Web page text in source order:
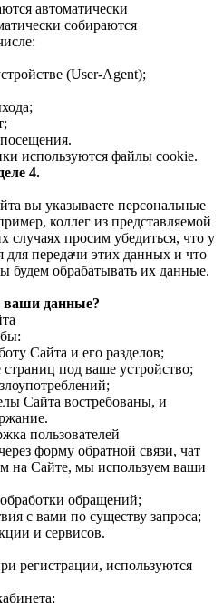
автоматически
собираются
(User-Agent);
используются файлы cookie.
4.
вы указываете персональные
коллег из представляемой
случаях просим убедиться, что у
для передачи этих данных и что
будем обрабатывать их данные.
ваши данные?
Сайта и его разделов;
страниц под ваше устройство;
Сайта востребованы, и
пользователей
форму обратной связи, чат
на Сайте, мы используем ваши
обращений;
с вами по существу запроса;
и сервисов.
регистрации, используются